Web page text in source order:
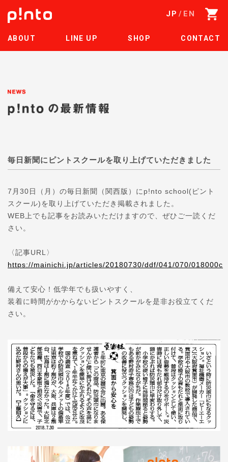
ABOUT LINE UP SHOP CONTACT
JP EN
毎日新聞にピントスクールを取り上げていただきました
7月30日（月）の毎日新聞（関西版）にp!nto school(ピント
スクール)を取り上げていただき掲載されました。
WEB上でも記事をお読みいただけますので、ぜひご一読くだ
さい。
〈記事URL〉
https://mainichi.jp/articles/20180730/ddf/041/070/018000c
備えて安心！低学年でも扱いやすく、
装着に時間がかからないピントスクールを是非お役立てくだ
さい。